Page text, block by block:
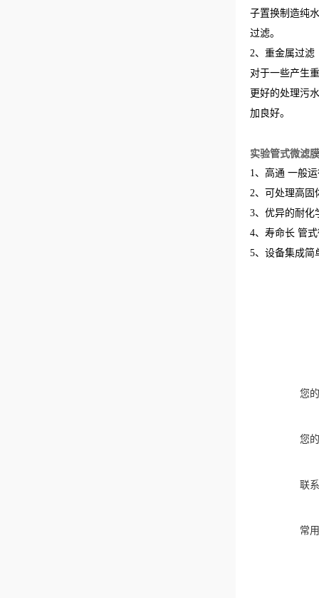
子置换制造纯
过滤。
2、重金属过滤
对于一些产生
更好的处理污
加良好。
实验管式微滤膜
1、高通 一般
2、可处理高固
3、优异的耐化
4、寿命长 管
5、设备集成简
您
您
联
常